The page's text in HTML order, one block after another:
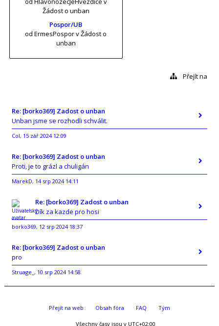
Žádost o unban
Pospor/UB
od ErmesPosporv Žádost o
unban
Přejít na
Re: [borko369] Zadost o unban
Unban jsme se rozhodli schválit.
Col, 15 zář 2024 12:09
Re: [borko369] Zadost o unban
Proti, je to grázl a chuligán
MarekD, 14 srp 2024 14:11
Re: [borko369] Zadost o unban
Dík za kazde pro hosi
borko369, 12 srp 2024 18:37
Re: [borko369] Zadost o unban
pro
Struage_ , 10 srp 2024 14:58
Přejít na web Obsah fóra FAQ Tým
Všechny časy jsou v UTC+02:00